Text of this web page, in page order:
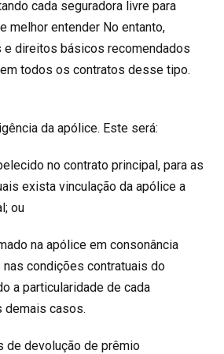
cada seguradora livre para
melhor entender No entanto,
direitos básicos recomendados
todos os contratos desse tipo.
da apólice. Este será:
no contrato principal, para as
exista vinculação da apólice a
ou
na apólice em consonância
condições contratuais do
a particularidade de cada
demais casos.
de devolução de prêmio